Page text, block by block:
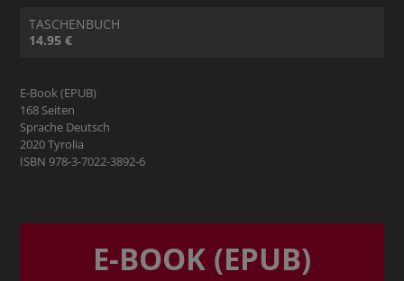
TASCHENBUCH
14.95 €
E-Book (EPUB)
168 Seiten
Sprache Deutsch
2020 Tyrolia
ISBN 978-3-7022-3892-6
E-BOOK (EPUB)